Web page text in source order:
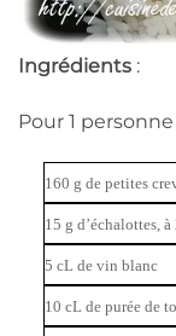
Ingrédients :
Pour 1 personne
160 g de petites
15 g d’échalottes,
5 cL de vin blanc
10 cL de purée de